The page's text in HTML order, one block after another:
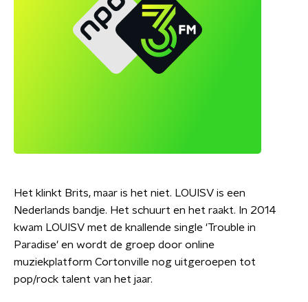
Het klinkt Brits, maar is het niet. LOUISV is een
Nederlands bandje. Het schuurt en het raakt. In 2014
kwam LOUISV met de knallende single 'Trouble in
Paradise' en wordt de groep door online
muziekplatform Cortonville nog uitgeroepen tot
pop/rock talent van het jaar.